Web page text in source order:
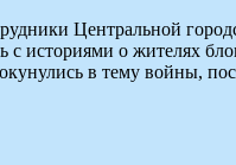
Центральной
историями о жителях
в тему войны,